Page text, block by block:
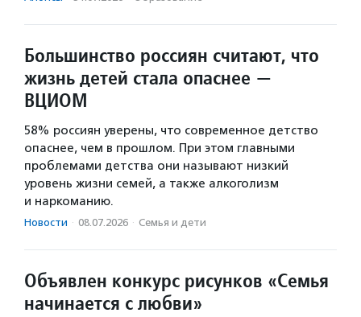
Большинство россиян считают, что
жизнь детей стала опаснее —
ВЦИОМ
58% россиян уверены, что современное детство
опаснее, чем в прошлом. При этом главными
проблемами детства они называют низкий
уровень жизни семей, а также алкоголизм
и наркоманию.
Новости · 08.07.2026 · Семья и дети
Объявлен конкурс рисунков «Семья
начинается с любви»